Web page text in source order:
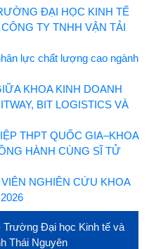
ĐẠI HỌC KINH TẾ
TY TNHH VẬN TẢI
lực chất lượng cao ngành
KHOA KINH DOANH
BIT LOGISTICS VÀ
THPT QUỐC GIA–KHOA
HÀNH CÙNG SĨ TỬ
NGHIÊN CỨU KHOA
Trường Đại học Kinh tế và
Thái Nguyên